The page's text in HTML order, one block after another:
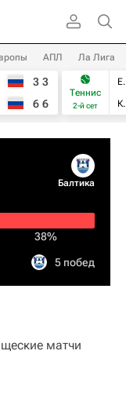
АПЛ Ла Лига
3 3
6 6
Теннис
2-й сет
Балтика
38%
5 побед
матчи